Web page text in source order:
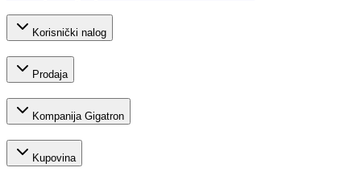
Korisnički nalog
Prodaja
Kompanija Gigatron
Kupovina